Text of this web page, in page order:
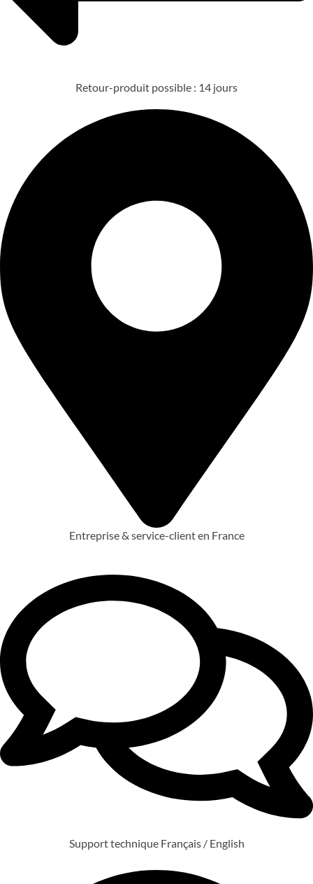
Retour-produit possible : 14 jours
Entreprise & service-client en France
Support technique Français / English